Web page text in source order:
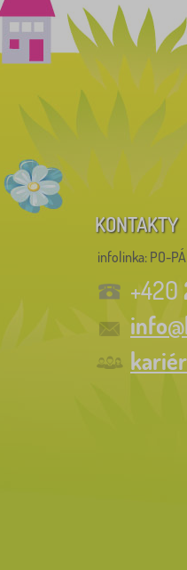
KONTAKTY
infolinka: PO-
+420